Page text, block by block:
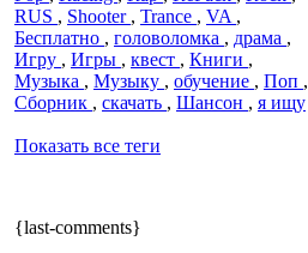
RUS , Shooter , Trance , VA ,
Бесплатно , головоломка , драма ,
Игру , Игры , квест , Книги ,
Музыка , Музыку , обучение , Поп ,
Сборник , скачать , Шансон , я ищу
Показать все теги
{last-comments}